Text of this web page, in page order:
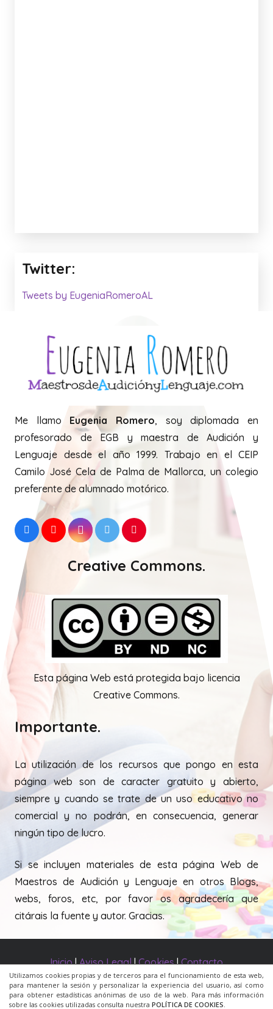
Utilizamos cookies propias y de terceros para el funcionamiento de esta web,
para mantener la sesión y personalizar la experiencia del usuario, así como
para obtener estadísticas anónimas de uso de la web. Para más información
sobre las cookies utilizadas consulta nuestra POLÍTICA DE COOKIES.
Twitter:
Tweets by EugeniaRomeroAL
Me llamo Eugenia Romero, soy diplomada en
profesorado de EGB y maestra de Audición y
Lenguaje desde el año 1999. Trabajo en el CEIP
Camilo José Cela de Palma de Mallorca, un colegio
preferente de alumnado motórico.
Creative Commons.
Esta página Web está protegida bajo licencia
Creative Commons.
Importante.
La utilización de los recursos que pongo en esta
página web son de caracter gratuito y abierto,
siempre y cuando se trate de un uso educativo no
comercial y no podrán, en consecuencia, generar
ningún tipo de lucro.
Si se incluyen materiales de esta página Web de
Maestros de Audición y Lenguaje en otros Blogs,
webs, foros, etc, por favor os agradecería que
citárais la fuente y autor. Gracias.
Inicio|Aviso Legal|Cookies|Contacto
© 2020 Todos los derechos reservados. Una web de